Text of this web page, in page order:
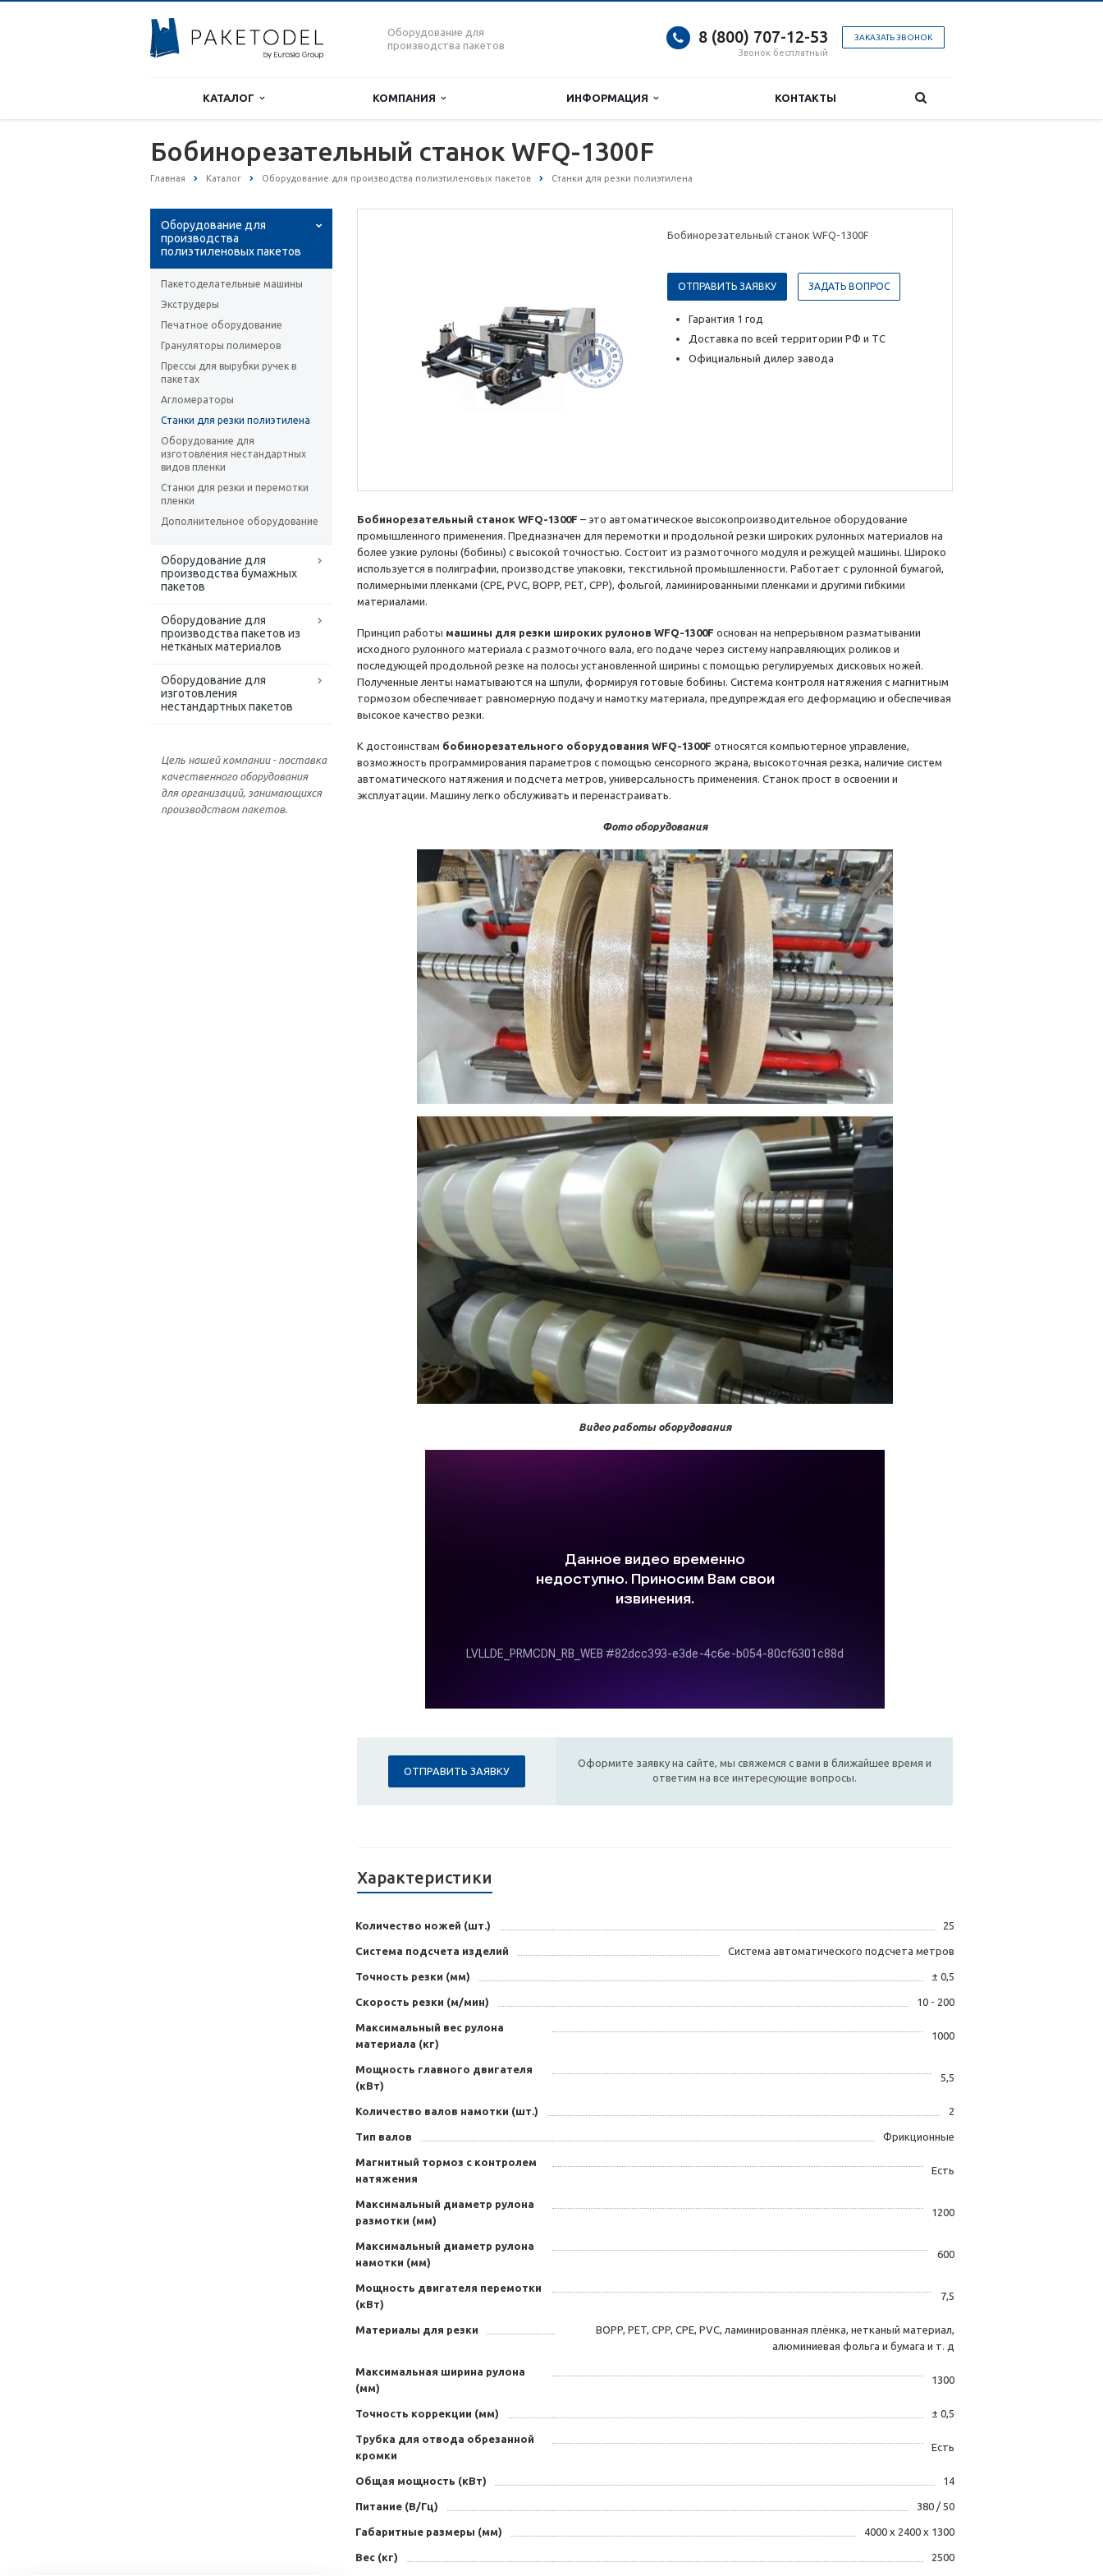
Оборудование для
производства пакетов
ЗАКАЗАТЬ ЗВОНОК
8 (800) 707-12-53
Звонок бесплатный
КАТАЛОГ КОМПАНИЯ ИНФОРМАЦИЯ КОНТАКТЫ
Бобинорезательный станок WFQ-1300F
Главная Каталог Оборудование для производства полиэтиленовых пакетов Станки для резки полиэтилена
Оборудование для
производства
полиэтиленовых пакетов
Пакетоделательные машины
Экструдеры
Печатное оборудование
Грануляторы полимеров
Прессы для вырубки ручек в
пакетах
Агломераторы
Станки для резки полиэтилена
Оборудование для
изготовления нестандартных
видов пленки
Станки для резки и перемотки
пленки
Дополнительное оборудование
Оборудование для
производства бумажных
пакетов
Оборудование для
производства пакетов из
нетканых материалов
Оборудование для
изготовления
нестандартных пакетов
Цель нашей компании - поставка
качественного оборудования
для организаций, занимающихся
производством пакетов.
Бобинорезательный станок WFQ-1300F
ОТПРАВИТЬ ЗАЯВКУ ЗАДАТЬ ВОПРОС
Гарантия 1 год
Доставка по всей территории РФ и ТС
Официальный дилер завода
Бобинорезательный станок WFQ-1300F – это автоматическое высокопроизводительное оборудование
промышленного применения. Предназначен для перемотки и продольной резки широких рулонных материалов на
более узкие рулоны (бобины) с высокой точностью. Состоит из размоточного модуля и режущей машины. Широко
используется в полиграфии, производстве упаковки, текстильной промышленности. Работает с рулонной бумагой,
полимерными пленками (СРЕ, PVC, BOPP, РЕТ, СРР), фольгой, ламинированными пленками и другими гибкими
материалами.
Принцип работы машины для резки широких рулонов WFQ-1300F основан на непрерывном разматывании
исходного рулонного материала с размоточного вала, его подаче через систему направляющих роликов и
последующей продольной резке на полосы установленной ширины с помощью регулируемых дисковых ножей.
Полученные ленты наматываются на шпули, формируя готовые бобины. Система контроля натяжения с магнитным
тормозом обеспечивает равномерную подачу и намотку материала, предупреждая его деформацию и обеспечивая
высокое качество резки.
К достоинствам бобинорезательного оборудования WFQ-1300F относятся компьютерное управление,
возможность программирования параметров с помощью сенсорного экрана, высокоточная резка, наличие систем
автоматического натяжения и подсчета метров, универсальность применения. Станок прост в освоении и
эксплуатации. Машину легко обслуживать и перенастраивать.
Фото оборудования
Видео работы оборудования
ОТПРАВИТЬ ЗАЯВКУ
Оформите заявку на сайте, мы свяжемся с вами в ближайшее время и
ответим на все интересующие вопросы.
Характеристики
Количество ножей (шт.) 25
Система подсчета изделий Система автоматического подсчета метров
Точность резки (мм) ± 0,5
Скорость резки (м/мин) 10 - 200
Максимальный вес рулона
материала (кг)
1000
Мощность главного двигателя
(кВт)
5,5
Количество валов намотки (шт.) 2
Тип валов Фрикционные
Магнитный тормоз с контролем
натяжения
Есть
Максимальный диаметр рулона
размотки (мм)
1200
Максимальный диаметр рулона
намотки (мм)
600
Мощность двигателя перемотки
(кВт)
7,5
Материалы для резки
BOPP, PET, CPP, CPE, PVC, ламинированная плёнка, нетканый материал,
алюминиевая фольга и бумага и т. д
Максимальная ширина рулона
(мм)
1300
Точность коррекции (мм) ± 0,5
Трубка для отвода обрезанной
кромки
Есть
Общая мощность (кВт) 14
Питание (В/Гц) 380 / 50
Габаритные размеры (мм) 4000 х 2400 х 1300
Вес (кг) 2500